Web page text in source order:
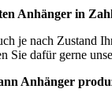
Anhänger in
je nach Zustand
Sie dafür gerne
Anhänger